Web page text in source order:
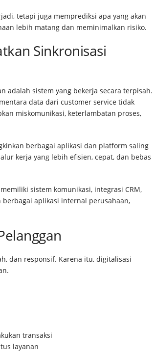
tetapi juga memprediksi apa yang akan
lebih matang dan meminimalkan risiko.
Sinkronisasi
adalah sistem yang bekerja secara terpisah.
data dari customer service tidak
miskomunikasi, keterlambatan proses,
berbagai aplikasi dan platform saling
kerja yang lebih efisien, cepat, dan bebas
sistem komunikasi, integrasi CRM,
aplikasi internal perusahaan,
dan responsif. Karena itu, digitalisasi
transaksi
layanan